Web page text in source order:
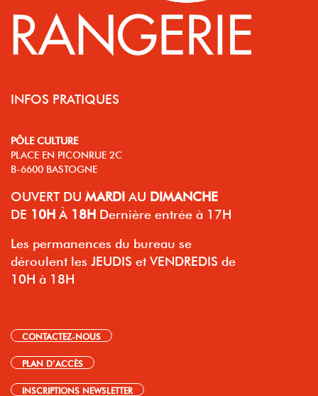
INFOS PRATIQUES
PÔLE CULTURE
PLACE EN PICONRUE 2C
B-6600 BASTOGNE
OUVERT DU MARDI AU DIMANCHE
DE 10H À 18H Dernière entrée à 17H
Les permanences du bureau se
déroulent les JEUDIS et VENDREDIS de
10H à 18H
CONTACTEZ-NOUS
PLAN D’ACCÈS
INSCRIPTIONS NEWSLETTER